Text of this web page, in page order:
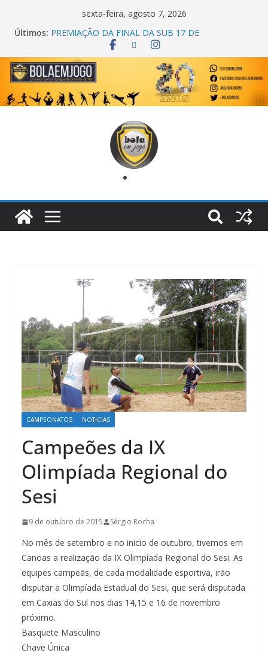
sexta-feira, agosto 7, 2026
Últimos: PREMIAÇÃO DA FINAL DA SUB 17 DE
CACHOEIRINHA
AGEC CAMPEÃ DA 1ª COPA DA AMIZADE
CROSS FUT SM CAMPEÃ DO TORNEIO TURBO
AUTO CENTER
ONZE UNIDOS É BICAMPEÃO DA SUPER LIGA
METROPOLITANA
CAMPEONATOS NOTICIAS
Campeões da IX
Olimpíada Regional do
Sesi
9 de outubro de 2015 Sérgio Rocha
No mês de setembro e no inicio de outubro, tivemos em
Canoas a realização da IX Olimpíada Regional do Sesi. As
equipes campeãs, de cada modalidade esportiva, irão
disputar a Olimpíada Estadual do Sesi, que será disputada
em Caxias do Sul nos dias 14,15 e 16 de novembro
próximo.
Basquete Masculino
Chave Única